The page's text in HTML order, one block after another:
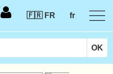
🇫🇷 FR
fr